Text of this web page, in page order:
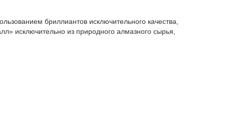
бриллиантов исключительного качества,
исключительно из природного алмазного сырья,